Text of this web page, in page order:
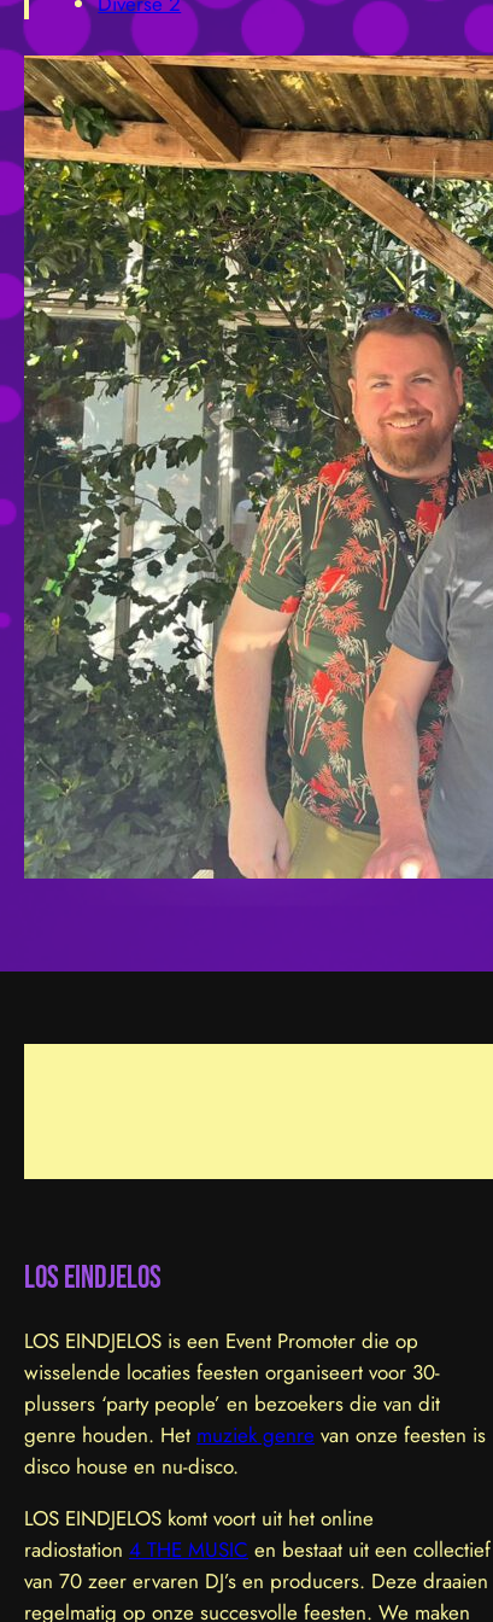
LOS EINDJELOS
LOS EINDJELOS is een Event Promoter die op
wisselende locaties feesten organiseert voor 30-
plussers ‘party people’ en bezoekers die van dit
genre houden. Het muziek genre van onze feesten is
disco house en nu-disco.
LOS EINDJELOS komt voort uit het online
radiostation 4 THE MUSIC en bestaat uit een collectief
van 70 zeer ervaren DJ’s en producers. Deze draaien
regelmatig op onze succesvolle feesten. We maken